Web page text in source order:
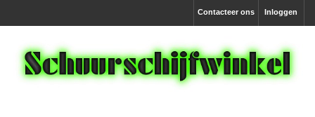
Inloggen
Contacteer ons